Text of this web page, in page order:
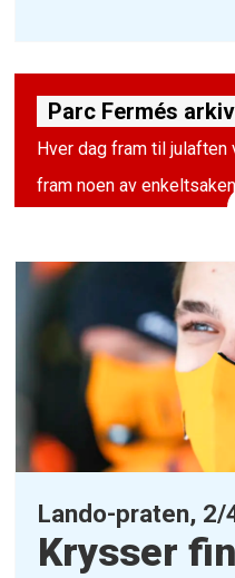
Parc Fermés
Hver dag fram til
fram noen av
Dette basert på nesten
produksjon av
Lando-praten, 2/
Krysser